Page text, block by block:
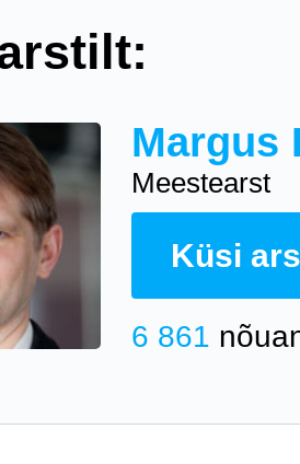
Margus
Meestearst
Küsi
6 861